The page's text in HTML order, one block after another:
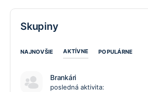
Skupiny
NAJNOVŠIE AKTÍVNE POPULÁRNE
Brankári
posledná aktivita: